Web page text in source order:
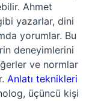
Ahmet
yazarlar, dini
yorumlar. Bu
deneyimlerini
ve normlar
Anlatı teknikleri
üçüncü kişi